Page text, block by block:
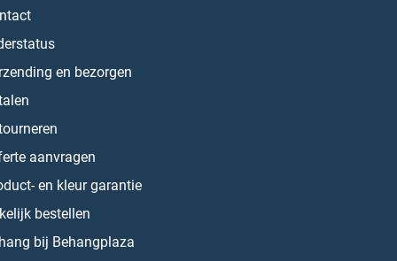
en bezorgen
aanvragen
en kleur garantie
bestellen
bij Behangplaza